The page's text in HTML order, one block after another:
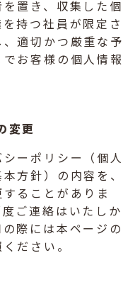
置き、収集した個
持つ社員が限定さ
適切かつ厳重な予
お客様の個人情報
変更
ーポリシー（個人
方針）の内容を、
ることがありま
ご連絡はいたしか
際には本ページの
ださい。